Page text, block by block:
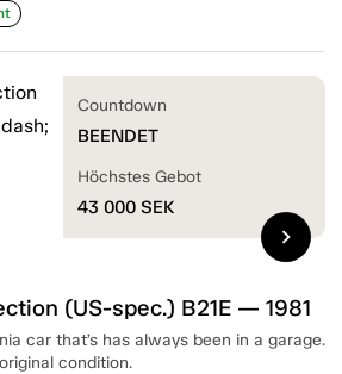
(US-spec.) B21E — 1981
car that’s has always been in a garage.
condition.
Countdown
BEENDET
Höchstes Gebot
43 000 SEK
chevron_right